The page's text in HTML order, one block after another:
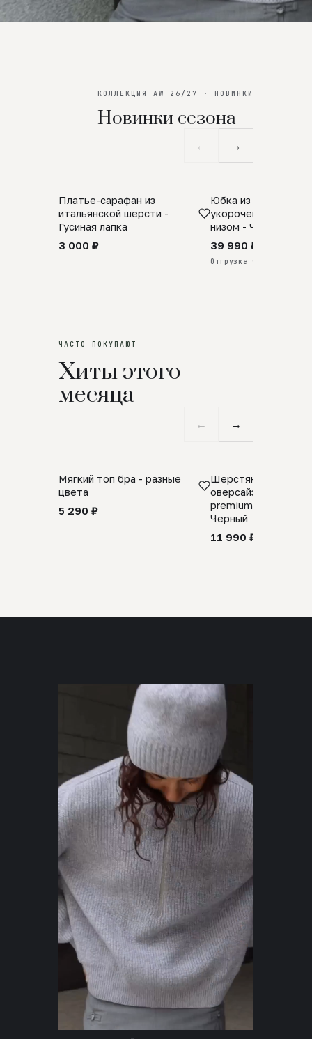
КОЛЛЕКЦИЯ AW 26/27 · НОВИНКИ
Новинки сезона
← →
SALE
Платье-сарафан из
итальянской шерсти -
Гусиная лапка
3 000 ₽
ПРЕДЗАКАЗ
Юбка из
укороченная с
низом - Черный
39 990 ₽
Отгрузка через 25 дней
ЧАСТО ПОКУПАЮТ
Хиты этого
месяца
← →
Мягкий топ бра - разные
цвета
5 290 ₽
Шерстяной свитер
оверсайз 100%
premium merino
Черный
11 990 ₽